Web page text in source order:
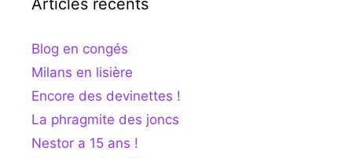
Articles récents
Blog en congés
Milans en lisière
Encore des devinettes !
La phragmite des joncs
Nestor a 15 ans !